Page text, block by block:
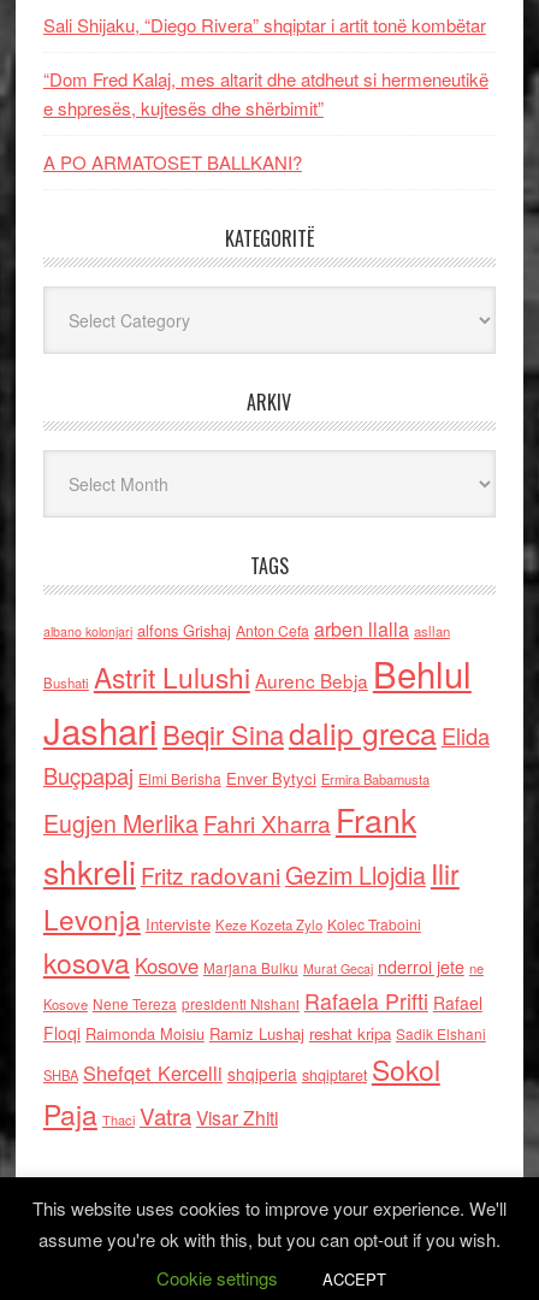
Sali Shijaku, “Diego Rivera” shqiptar i artit tonë kombëtar
“Dom Fred Kalaj, mes altarit dhe atdheut si hermeneutikë
e shpresës, kujtesës dhe shërbimit”
A PO ARMATOSET BALLKANI?
KATEGORITË
ARKIV
TAGS
albano kolonjari alfons Grishaj Anton Cefa arben llalla asllan
Bushati Astrit Lulushi Aurenc Bebja Behlul
Jashari Beqir Sinadalip grecaElida
Buçpapaj Elmi Berisha Enver Bytyci Ermira Babamusta
Eugjen MerlikaFahri Xharra Frank
shkreli Fritz radovaniGezim Llojdia Ilir
Levonja Interviste Keze Kozeta Zylo Kolec Traboini
kosova Kosove Marjana Bulku Murat Gecaj nderroi jete ne
Kosove Nene Tereza presidenti Nishani Rafaela Prifti Rafael
Floqi Raimonda Moisiu Ramiz Lushaj reshat kripa Sadik Elshani
SHBA Shefqet Kercelli shqiperia shqiptaret Sokol
Paja Thaci VatraVisar Zhiti
Log in
This website uses cookies to improve your experience. We'll
assume you're ok with this, but you can opt-out if you wish.
Cookie settings
ACCEPT